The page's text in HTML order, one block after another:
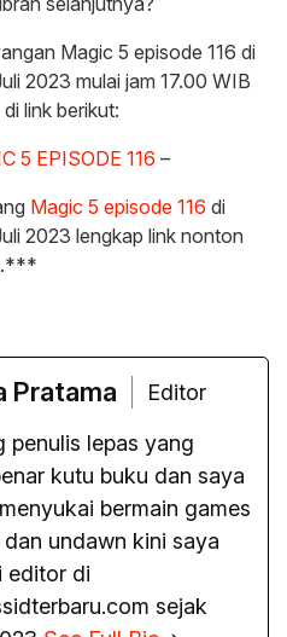
Magic 5 episode 116 di
2023 mulai jam 17.00 WIB
link berikut:
5 EPISODE 116 –
Magic 5 episode 116 di
2023 lengkap link nonton
Pratama
Editor
penulis lepas yang
kutu buku dan saya
bermain games
undawn kini saya
editor di
sejak